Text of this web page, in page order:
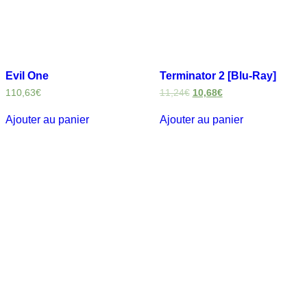
Evil One
110,63€
Ajouter au panier
Terminator 2 [Blu-Ray]
11,24€ 10,68€
Ajouter au panier